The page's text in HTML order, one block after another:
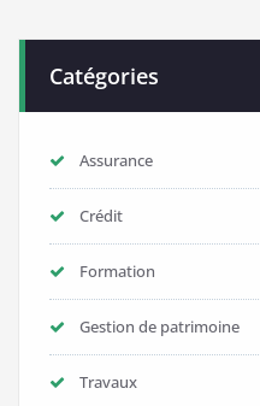
Catégories
Assurance
Crédit
Formation
Gestion de patrimoine
Travaux